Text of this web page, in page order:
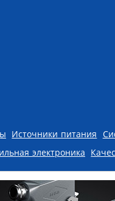
Источники питания
электроника